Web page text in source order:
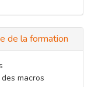
de la formation
macros